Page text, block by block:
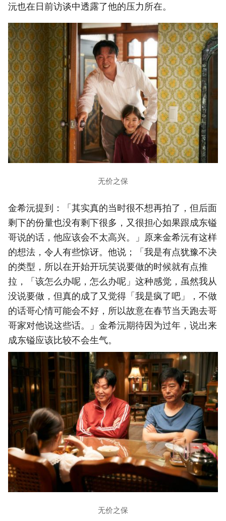
沅也在日前访谈中透露了他的压力所在。
无价之保
金希沅提到：「其实真的当时很不想再拍了，但后面
剩下的份量也没有剩下很多，又很担心如果跟成东镒
哥说的话，他应该会不太高兴。」原来金希沅有这样
的想法，令人有些惊讶。他说；「我是有点犹豫不决
的类型，所以在开始开玩笑说要做的时候就有点推
拉，「该怎么办呢，怎么办呢」这种感觉，虽然我从
没说要做，但真的成了又觉得「我是疯了吧」，不做
的话哥心情可能会不好，所以故意在春节当天跑去哥
哥家对他说这些话。」金希沅期待因为过年，说出来
成东镒应该比较不会生气。
无价之保